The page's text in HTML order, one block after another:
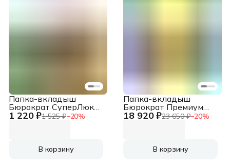
1 220 ₽1 525 ₽−20%
Папка-вкладыш
Бюрократ СуперЛюкс
-060TSLUX тисненые
В корзину
18 920 ₽23 650 ₽−20%
Папка-вкладыш
Бюрократ Премиум
-013BB глянцевые
В корзину